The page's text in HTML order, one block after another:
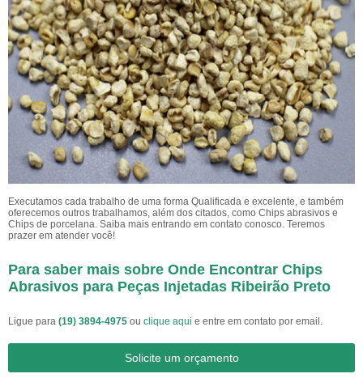
Executamos cada trabalho de uma forma Qualificada e excelente, e também
oferecemos outros trabalhamos, além dos citados, como Chips abrasivos e
Chips de porcelana. Saiba mais entrando em contato conosco. Teremos
prazer em atender você!
Para saber mais sobre Onde Encontrar Chips
Abrasivos para Peças Injetadas Ribeirão Preto
Ligue para (19) 3894-4975 ou clique aqui e entre em contato por email.
Solicite um orçamento